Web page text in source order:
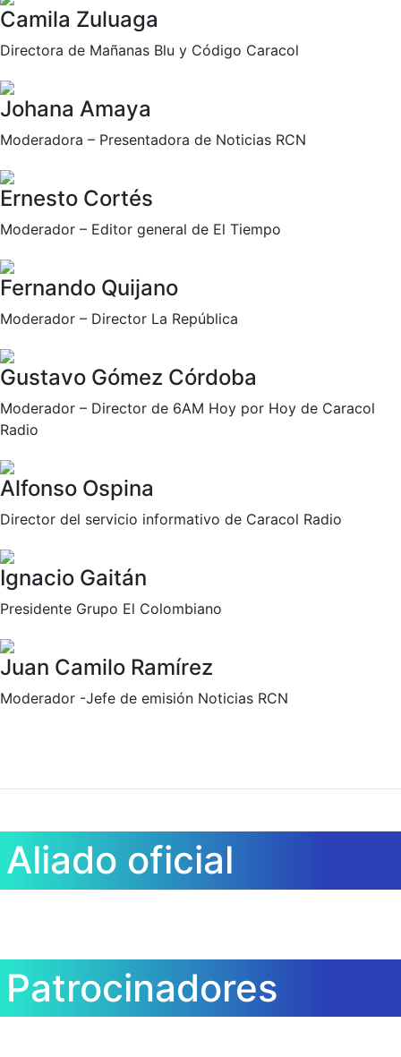
Camila Zuluaga
Directora de Mañanas Blu y Código Caracol
Johana Amaya
Moderadora – Presentadora de Noticias RCN
Ernesto Cortés
Moderador – Editor general de El Tiempo
Fernando Quijano
Moderador – Director La República
Gustavo Gómez Córdoba
Moderador – Director de 6AM Hoy por Hoy de Caracol
Radio
Alfonso Ospina
Director del servicio informativo de Caracol Radio
Ignacio Gaitán
Presidente Grupo El Colombiano
Juan Camilo Ramírez
Moderador -Jefe de emisión Noticias RCN
Aliado oficial
Patrocinadores